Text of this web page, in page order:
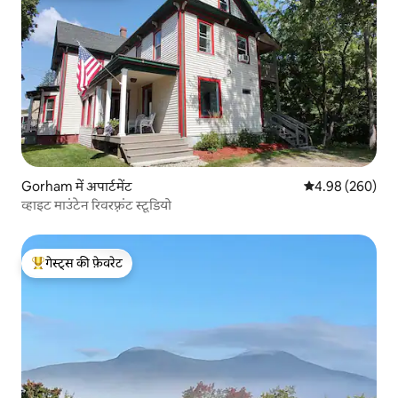
Gorham में अपार्टमेंट औसत रेटिंग 5 में से
4.98 (260)
व्हाइट माउंटेन रिवरफ़्रंट स्टूडियो
गेस्ट्स का टॉप फ़ेवरेट
गेस्ट्स की फ़ेवरेट